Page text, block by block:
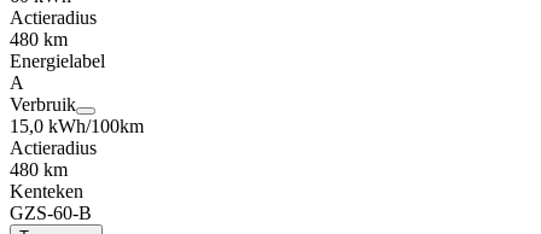
Actieradius
480 km
Energielabel
A
Verbruik
15,0 kWh/100km
Actieradius
480 km
Kenteken
GZS-60-B